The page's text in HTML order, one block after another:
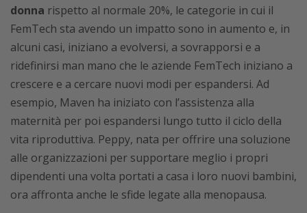
donna rispetto al normale 20%, le categorie in cui il
FemTech sta avendo un impatto sono in aumento e, in
alcuni casi, iniziano a evolversi, a sovrapporsi e a
ridefinirsi man mano che le aziende FemTech iniziano a
crescere e a cercare nuovi modi per espandersi. Ad
esempio, Maven ha iniziato con l’assistenza alla
maternità per poi espandersi lungo tutto il ciclo della
vita riproduttiva. Peppy, nata per offrire una soluzione
alle organizzazioni per supportare meglio i propri
dipendenti una volta portati a casa i loro nuovi bambini,
ora affronta anche le sfide legate alla menopausa.